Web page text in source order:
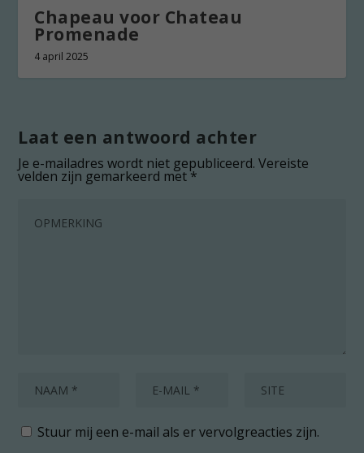
Chapeau voor Chateau
Promenade
4 april 2025
Laat een antwoord achter
Je e-mailadres wordt niet gepubliceerd. Vereiste
velden zijn gemarkeerd met*
Stuur mij een e-mail als er vervolgreacties zijn.